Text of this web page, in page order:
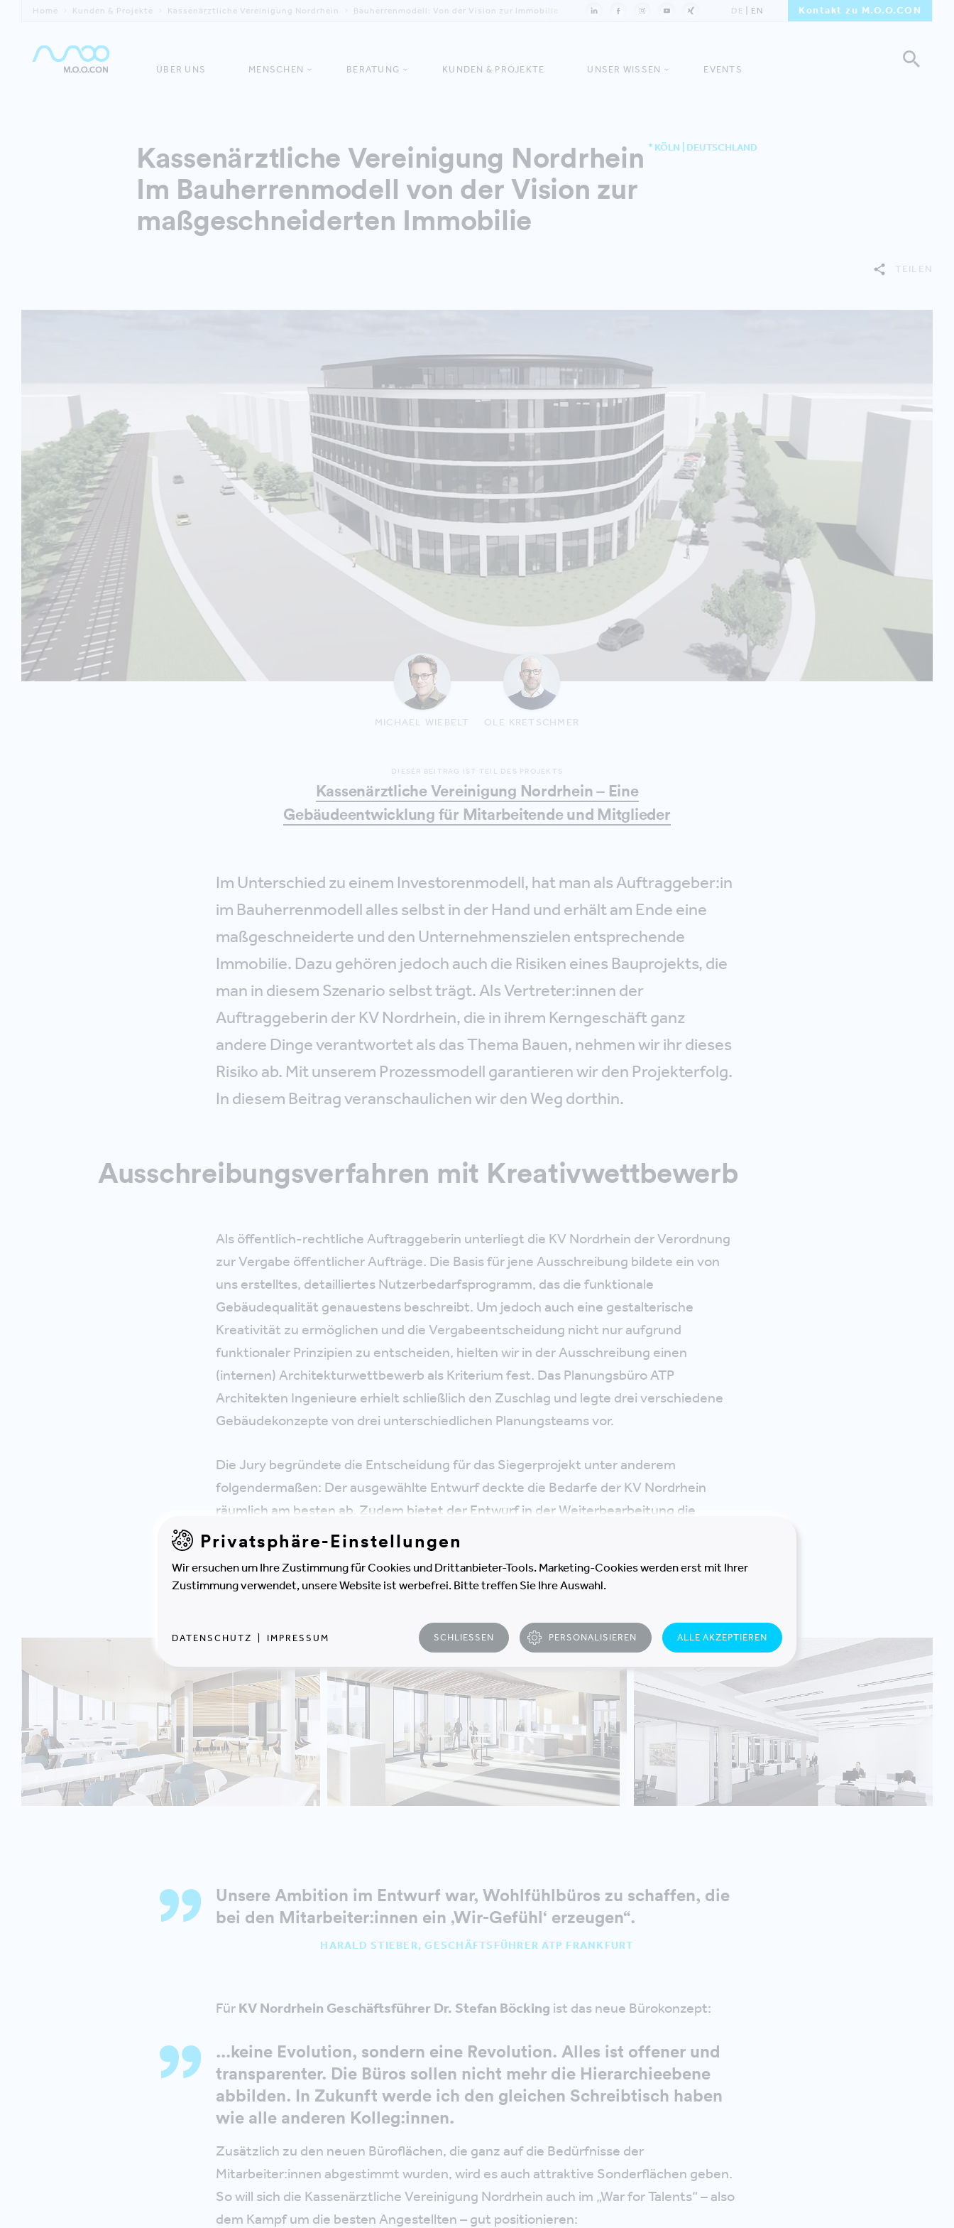
Home Kunden & Projekte Kassenärztliche Vereinigung Nordrhein Bauherrenmodell: Von der Vision zur Immobilie DE EN Kontakt zu M.O.O.CON
ÜBER UNS MENSCHEN BERATUNG KUNDEN & PROJEKTE UNSER WISSEN EVENTS
Kassenärztliche Vereinigung Nordrhein * KÖLN | DEUTSCHLAND
Im Bauherrenmodell von der Vision zur
maßgeschneiderten Immobilie
TEILEN
MICHAEL WIEBELT OLE KRETSCHMER
DIESER BEITRAG IST TEIL DES PROJEKTS
Kassenärztliche Vereinigung Nordrhein – Eine
Gebäudeentwicklung für Mitarbeitende und Mitglieder
Im Unterschied zu einem Investorenmodell, hat man als Auftraggeber:in
im Bauherrenmodell alles selbst in der Hand und erhält am Ende eine
maßgeschneiderte und den Unternehmenszielen entsprechende
Immobilie. Dazu gehören jedoch auch die Risiken eines Bauprojekts, die
man in diesem Szenario selbst trägt. Als Vertreter:innen der
Auftraggeberin der KV Nordrhein, die in ihrem Kerngeschäft ganz
andere Dinge verantwortet als das Thema Bauen, nehmen wir ihr dieses
Risiko ab. Mit unserem Prozessmodell garantieren wir den Projekterfolg.
In diesem Beitrag veranschaulichen wir den Weg dorthin.
Ausschreibungsverfahren mit Kreativwettbewerb
Als öffentlich-rechtliche Auftraggeberin unterliegt die KV Nordrhein der Verordnung
zur Vergabe öffentlicher Aufträge. Die Basis für jene Ausschreibung bildete ein von
uns erstelltes, detailliertes Nutzerbedarfsprogramm, das die funktionale
Gebäudequalität genauestens beschreibt. Um jedoch auch eine gestalterische
Kreativität zu ermöglichen und die Vergabeentscheidung nicht nur aufgrund
funktionaler Prinzipien zu entscheiden, hielten wir in der Ausschreibung einen
(internen) Architekturwettbewerb als Kriterium fest. Das Planungsbüro ATP
Architekten Ingenieure erhielt schließlich den Zuschlag und legte drei verschiedene
Gebäudekonzepte von drei unterschiedlichen Planungsteams vor.
Die Jury begründete die Entscheidung für das Siegerprojekt unter anderem
folgendermaßen: Der ausgewählte Entwurf deckte die Bedarfe der KV Nordrhein
räumlich am besten ab. Zudem bietet der Entwurf in der Weiterbearbeitung die
höchste Flexibilität und meisten Potenziale, um die Erwartungshaltung der
Auftraggeberin bestmöglich zu erfüllen.
Unsere Ambition im Entwurf war, Wohlfühlbüros zu schaffen, die
bei den Mitarbeiter:innen ein ‚Wir-Gefühl‘ erzeugen“.
HARALD STIEBER, GESCHÄFTSFÜHRER ATP FRANKFURT
Für KV Nordrhein Geschäftsführer Dr. Stefan Böcking ist das neue Bürokonzept:
...keine Evolution, sondern eine Revolution. Alles ist offener und
transparenter. Die Büros sollen nicht mehr die Hierarchieebene
abbilden. In Zukunft werde ich den gleichen Schreibtisch haben
wie alle anderen Kolleg:innen.
Zusätzlich zu den neuen Büroflächen, die ganz auf die Bedürfnisse der
Mitarbeiter:innen abgestimmt wurden, wird es auch attraktive Sonderflächen geben.
So will sich die Kassenärztliche Vereinigung Nordrhein auch im „War for Talents“ – also
dem Kampf um die besten Angestellten – gut positionieren:
Privatsphäre-Einstellungen
Wir ersuchen um Ihre Zustimmung für Cookies und Drittanbieter-Tools. Marketing-Cookies werden erst mit Ihrer
Zustimmung verwendet, unsere Website ist werbefrei. Bitte treffen Sie Ihre Auswahl.
DATENSCHUTZ IMPRESSUM SCHLIESSEN PERSONALISIEREN ALLE AKZEPTIEREN